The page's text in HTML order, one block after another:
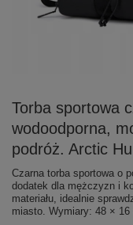
Torba sportowa
wodoodporna,
podróż. Arctic
Czarna torba sportowa o
dodatek dla mężczyzn i
materiału, idealnie
miasto. Wymiary: 48 × 16